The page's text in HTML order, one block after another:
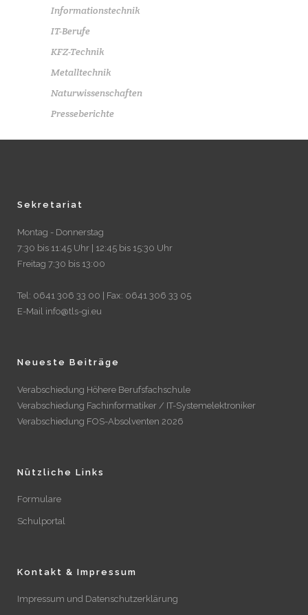
Informationstechnik
IT-Berufe
KFZ-Technik
Metalltechnik
Naturwissenschaften
Presseberichte
Sekretariat
Montag - Donnerstag
7:30 bis 11:45 Uhr | 12:45 bis 15:30 Uhr
Freitag 7:30 bis 13:00
Tel: 0641 306 33 00 | Fax: 0641 306 33 05
E-Mail info@tls-gi.eu
Neueste Beiträge
Verabschiedung Höhere Berufsfachschule
Verabschiedung Fachinformatiker / IT-Systemelektroniker
Verabschiedung FOS-Absolventen 2026
Nützliche Links
Formulare
Schulportal
Kontakt & Impressum
Impressum und Datenschutzerklärung